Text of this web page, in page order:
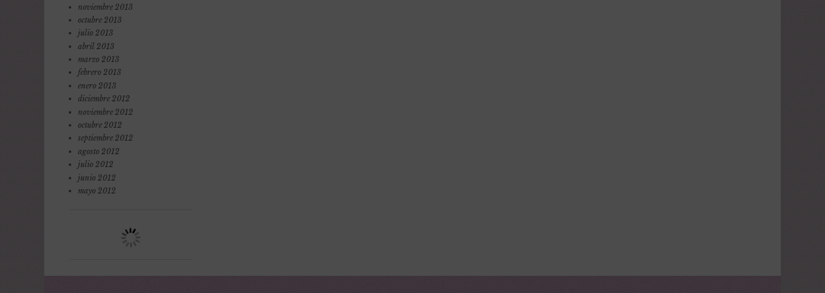
noviembre 2013
octubre 2013
julio 2013
abril 2013
marzo 2013
febrero 2013
enero 2013
diciembre 2012
noviembre 2012
octubre 2012
septiembre 2012
agosto 2012
julio 2012
junio 2012
mayo 2012